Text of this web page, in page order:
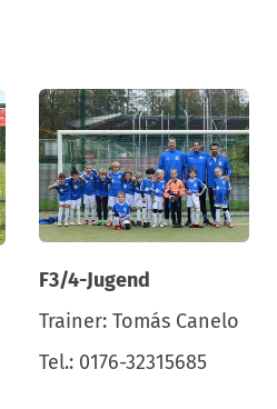
F3/4-Jugend
Trainer: Tomás Canelo
Tel.: 0176-32315685